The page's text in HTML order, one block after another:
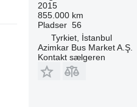
2015
855.000 km
Pladser 56
Tyrkiet, İstanbul
Azimkar Bus Market A.Ş.
Kontakt sælgeren